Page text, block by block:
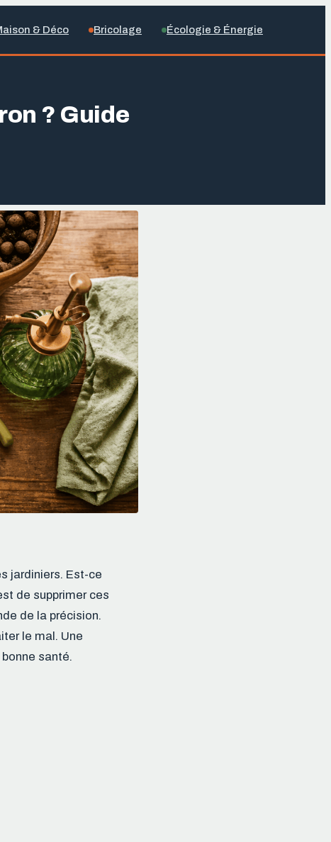
& Déco Bricolage Écologie & Énergie
? Guide
jardiniers. Est-ce
de supprimer ces
de la précision.
le mal. Une
santé.